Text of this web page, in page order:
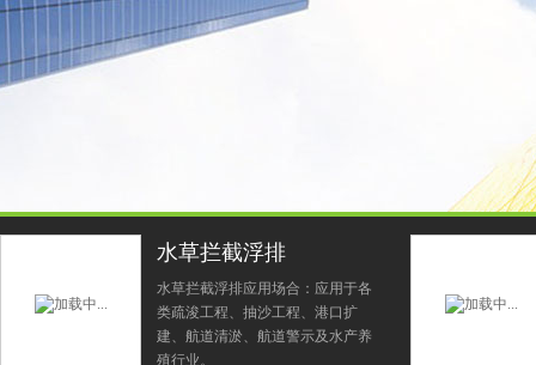
水草拦截浮排
水草拦截浮排应用场合：应用于各
类疏浚工程、抽沙工程、港口扩
建、航道清淤、航道警示及水产养
殖行业。